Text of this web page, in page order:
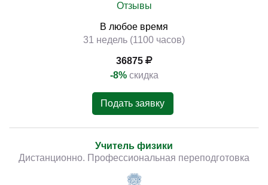
Отзывы
В любое время
31 недель (1100 часов)
36875
-8% скидка
Подать заявку
Учитель физики
Дистанционно. Профессиональная переподготовка